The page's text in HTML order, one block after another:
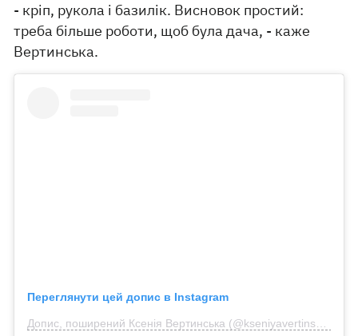
- кріп, рукола і базилік. Висновок простий:
треба більше роботи, щоб була дача, - каже
Вертинська.
Переглянути цей допис в Instagram